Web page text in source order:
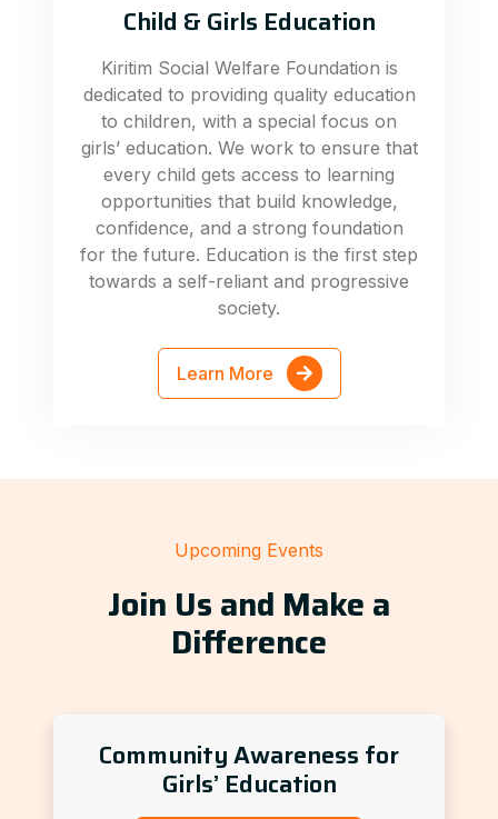
Child & Girls Education
Kiritim Social Welfare Foundation is
dedicated to providing quality education
to children, with a special focus on
girls’ education. We work to ensure that
every child gets access to learning
opportunities that build knowledge,
confidence, and a strong foundation
for the future. Education is the first step
towards a self-reliant and progressive
society.
Learn More
Upcoming Events
Join Us and Make a
Difference
Community Awareness for
Girls’ Education